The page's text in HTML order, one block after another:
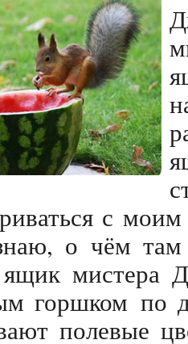
с
о чём там
мистера
горшком по
полевые